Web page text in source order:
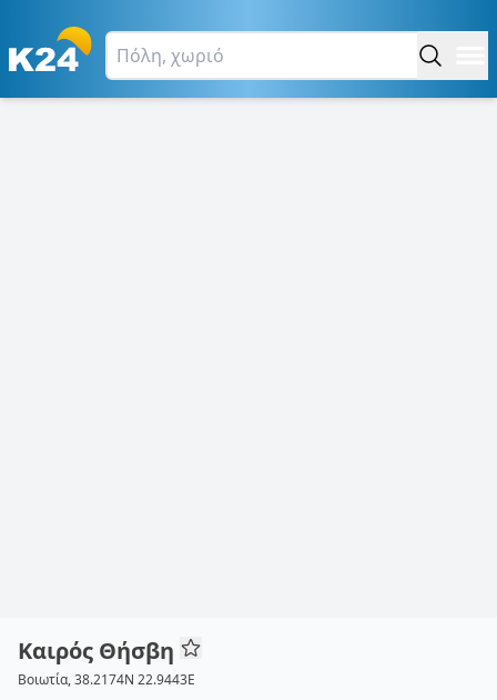
Καιρός Θήσβη
Βοιωτία, 38.2174N 22.9443E